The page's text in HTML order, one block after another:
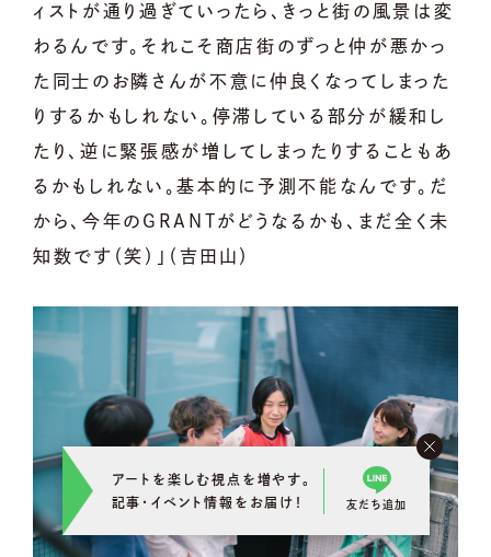
ィストが通り過ぎていったら、きっと街の風景は変
わるんです。それこそ商店街のずっと仲が悪かっ
た同士のお隣さんが不意に仲良くなってしまった
りするかもしれない。停滞している部分が緩和し
たり、逆に緊張感が増してしまったりすることもあ
るかもしれない。基本的に予測不能なんです。だ
から、今年のGRANTがどうなるかも、まだ全く未
知数です（笑）」（吉田山）
アートを楽しむ視点を増やす。
記事･イベント情報をお届け！
友だち追加